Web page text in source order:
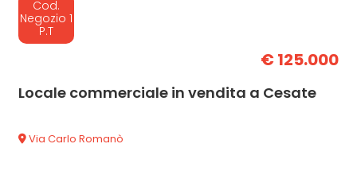
Cod.
Negozio 1
P.T
€ 125.000
Locale commerciale in vendita a Cesate
Via Carlo Romanò